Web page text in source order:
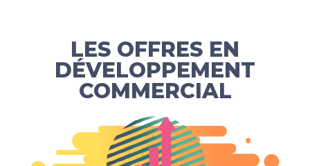
LES OFFRES EN
DÉVELOPPEMENT
COMMERCIAL